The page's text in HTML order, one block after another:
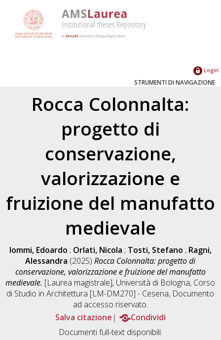
Login
STRUMENTI DI NAVIGAZIONE
Rocca Colonnalta:
progetto di
conservazione,
valorizzazione e
fruizione del manufatto
medievale
Iommi, Edoardo ; Orlati, Nicola ; Tosti, Stefano ; Ragni,
Alessandra (2025)Rocca Colonnalta: progetto di
conservazione, valorizzazione e fruizione del manufatto
medievale. [Laurea magistrale], Università di Bologna, Corso
di Studio inArchitettura [LM-DM270] - Cesena, Documento
ad accesso riservato.
Salva citazione
Condividi
Documenti full-text disponibili: